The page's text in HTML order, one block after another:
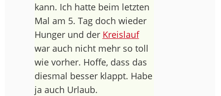
kann. Ich hatte beim letzten
Mal am 5. Tag doch wieder
Hunger und der Kreislauf
war auch nicht mehr so toll
wie vorher. Hoffe, dass das
diesmal besser klappt. Habe
ja auch Urlaub.